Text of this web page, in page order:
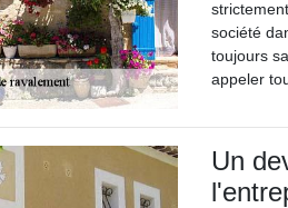
société
toujours
appeler
Un